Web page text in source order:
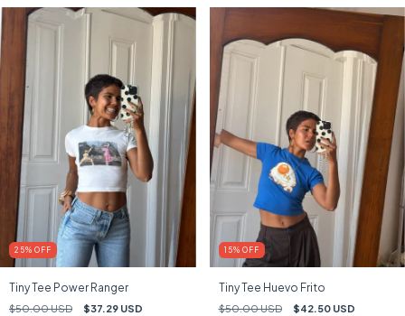
25% OFF
Tiny Tee Power Ranger
$50.00 USD $37.29 USD
15% OFF
Tiny Tee Huevo Frito
$50.00 USD $42.50 USD